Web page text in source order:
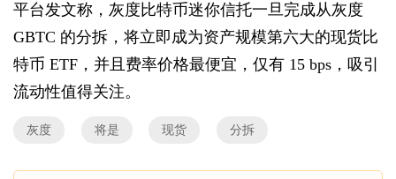
平台发文称，灰度比特币迷你信托一旦完成从灰度
GBTC 的分拆，将立即成为资产规模第六大的现货比
特币 ETF，并且费率价格最便宜，仅有 15 bps，吸引
流动性值得关注。
灰度 将是 现货 分拆